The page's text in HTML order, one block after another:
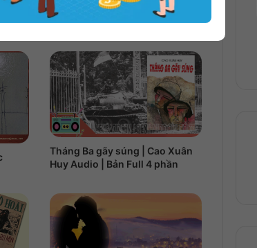
Tháng Ba gãy súng | Cao Xuân
Huy Audio | Bản Full 4 phần